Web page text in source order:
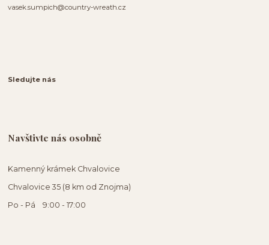
vasek.sumpich@country-wreath.cz
Sledujte nás
Navštivte nás osobně
Kamenný krámek Chvalovice
Chvalovice 35 (8 km od Znojma)
Po - Pá 9:00 - 17:00